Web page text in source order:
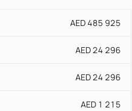
AED 485 925
AED 24 296
AED 24 296
AED 1 215